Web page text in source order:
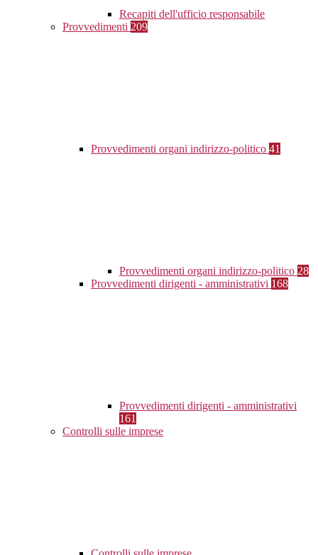
Recapiti dell'ufficio responsabile
Provvedimenti 209
Provvedimenti organi indirizzo-politico 41
Provvedimenti organi indirizzo-politico 28
Provvedimenti dirigenti - amministrativi 168
Provvedimenti dirigenti - amministrativi
161
Controlli sulle imprese